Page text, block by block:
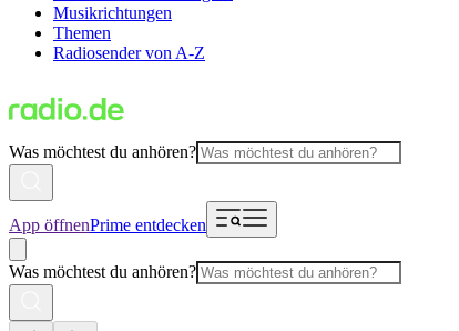
Musikrichtungen
Themen
Radiosender von A-Z
Was möchtest du anhören?
App öffnenPrime entdecken
Was möchtest du anhören?